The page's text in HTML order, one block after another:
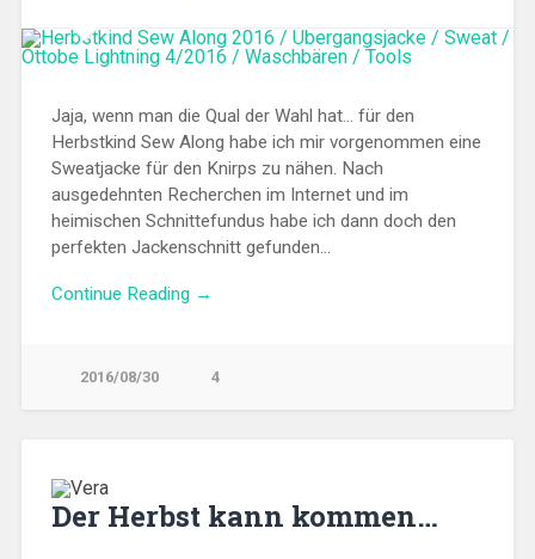
Jaja, wenn man die Qual der Wahl hat… für den
Herbstkind Sew Along habe ich mir vorgenommen eine
Sweatjacke für den Knirps zu nähen. Nach
ausgedehnten Recherchen im Internet und im
heimischen Schnittefundus habe ich dann doch den
perfekten Jackenschnitt gefunden…
Continue Reading →
2016/08/30 4
Der Herbst kann kommen…